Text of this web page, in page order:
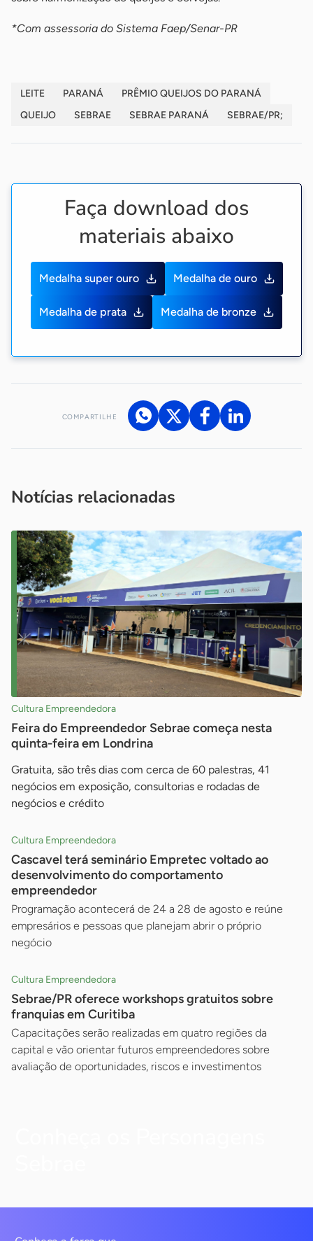
*Com assessoria do Sistema Faep/Senar-PR
LEITE PARANÁ
PRÊMIO QUEIJOS DO PARANÁ
QUEIJO
SEBRAE SEBRAE PARANÁ SEBRAE/PR;
Faça download dos
materiais abaixo
Medalha super ouro Medalha de ouro
Medalha de prata Medalha de bronze
COMPARTILHE
Notícias relacionadas
Cultura Empreendedora
Feira do Empreendedor Sebrae começa nesta
quinta-feira em Londrina
Gratuita, são três dias com cerca de 60 palestras, 41
negócios em exposição, consultorias e rodadas de
negócios e crédito
Cultura Empreendedora
Cascavel terá seminário Empretec voltado ao
desenvolvimento do comportamento
empreendedor
Programação acontecerá de 24 a 28 de agosto e reúne
empresários e pessoas que planejam abrir o próprio
negócio
Cultura Empreendedora
Sebrae/PR oferece workshops gratuitos sobre
franquias em Curitiba
Capacitações serão realizadas em quatro regiões da
capital e vão orientar futuros empreendedores sobre
avaliação de oportunidades, riscos e investimentos